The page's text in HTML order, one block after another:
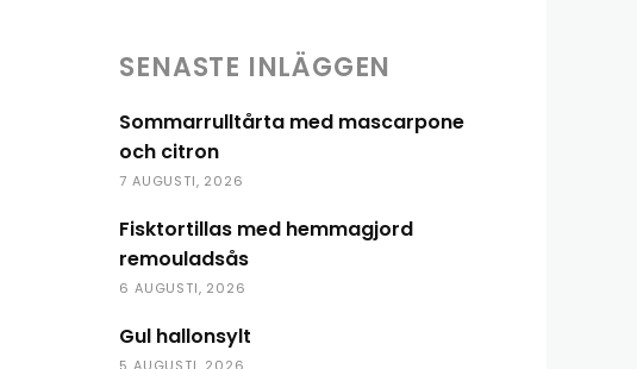
SENASTE INLÄGGEN
Sommarrulltårta med mascarpone
och citron
7 AUGUSTI, 2026
Fisktortillas med hemmagjord
remouladsås
6 AUGUSTI, 2026
Gul hallonsylt